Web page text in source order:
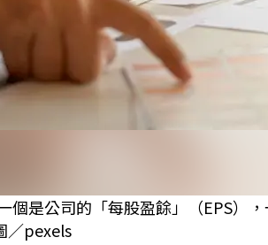
個是公司的「每股盈餘」（EPS）
／pexels